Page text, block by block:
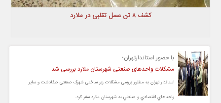
کشف ۸ تن عسل تقلبی در ملارد
با حضور استاندارتهران؛
مشکلات واحدهای صنعتی شهرستان ملارد بررسی شد
استاندار تهران به منظور بررسی مشکلات زیر ساختی شهرک صنعتی صفادشت و ساير
واحدهاي اقتصادي و صنعتي به شهرستان ملارد سفر کرد.